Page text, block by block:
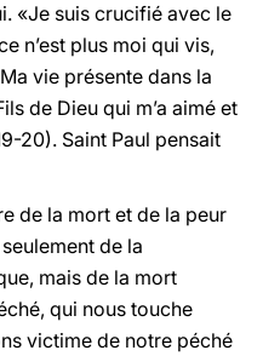
«Je suis crucifié avec le
n’est plus moi qui vis,
vie présente dans la
de Dieu qui m’a aimé et
20). Saint Paul pensait
de la mort et de la peur
de la
mais de la mort
qui nous touche
victime de notre péché